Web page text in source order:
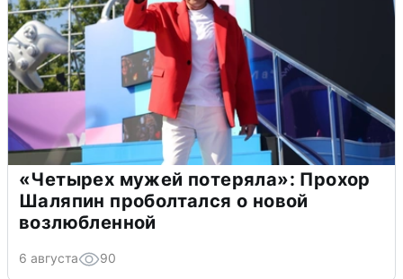
«Четырех мужей потеряла»: Прохор
Шаляпин проболтался о новой
возлюбленной
6 августа 90